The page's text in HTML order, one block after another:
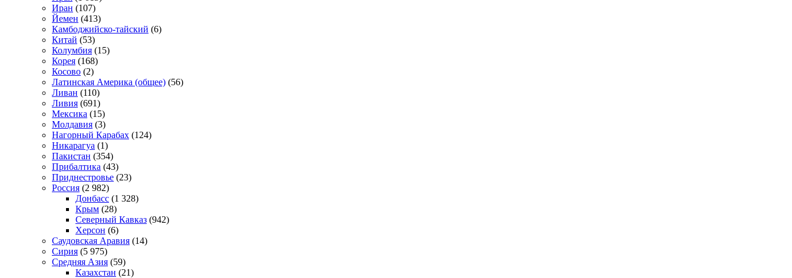
Иран (107)
Йемен (413)
Камбоджийско-тайский (6)
Китай (53)
Колумбия (15)
Корея (168)
Косово (2)
Латинская Америка (общее) (56)
Ливан (110)
Ливия (691)
Мексика (15)
Молдавия (3)
Нагорный Карабах (124)
Никарагуа (1)
Пакистан (354)
Прибалтика (43)
Приднестровье (23)
Россия (2 982)
Донбасс (1 328)
Крым (28)
Северный Кавказ (942)
Херсон (6)
Саудовская Аравия (14)
Сирия (5 975)
Средняя Азия (59)
Казахстан (21)